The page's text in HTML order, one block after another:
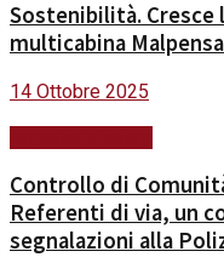
Sostenibilità.
multicabina
14 Ottobre 2025
Controllo di
Referenti di via, un
segnalazioni alla